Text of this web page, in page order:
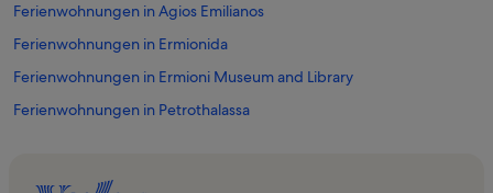
Ferienwohnungen in Agios Emilianos
Ferienwohnungen in Ermionida
Ferienwohnungen in Ermioni Museum and Library
Ferienwohnungen in Petrothalassa
Ferienwohnungen in Kosta